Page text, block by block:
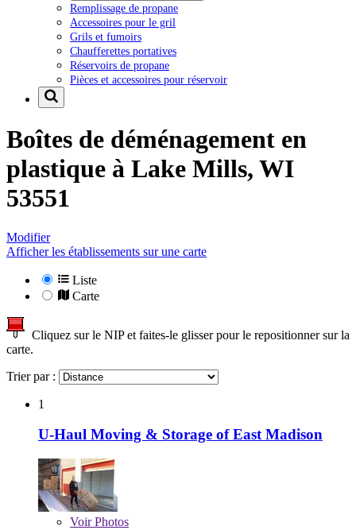
Remplissage de propane
Accessoires pour le gril
Grils et fumoirs
Chaufferettes portatives
Réservoirs de propane
Pièces et accessoires pour réservoir
Boîtes de déménagement en
plastique à Lake Mills, WI
53551
Modifier
Afficher les établissements sur une carte
Liste
Carte
Cliquez sur le NIP et faites-le glisser pour le repositionner sur la
carte.
Trier par :
1
U-Haul Moving & Storage of East Madison
VoirPhotos